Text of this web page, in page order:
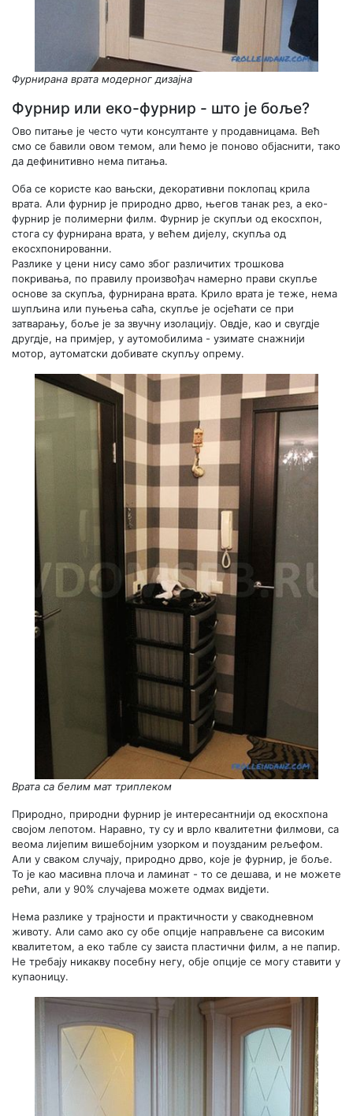
Фурнирана врата модерног дизајна
Фурнир или еко-фурнир - што је боље?
Ово питање је често чути консултанте у продавницама. Већ
смо се бавили овом темом, али ћемо је поново објаснити, тако
да дефинитивно нема питања.
Оба се користе као вањски, декоративни поклопац крила
врата. Али фурнир је природно дрво, његов танак рез, а еко-
фурнир је полимерни филм. Фурнир је скупљи од екосхпон,
стога су фурнирана врата, у већем дијелу, скупља од
екосхпонированни.
Разлике у цени нису само због различитих трошкова
покривања, по правилу произвођач намерно прави скупље
основе за скупља, фурнирана врата. Крило врата је теже, нема
шупљина или пуњења саћа, скупље је осјећати се при
затварању, боље је за звучну изолацију. Овдје, као и свугдје
другдје, на примјер, у аутомобилима - узимате снажнији
мотор, аутоматски добивате скупљу опрему.
Врата са белим мат триплеком
Природно, природни фурнир је интересантнији од екосхпона
својом лепотом. Наравно, ту су и врло квалитетни филмови, са
веома лијепим вишебојним узорком и поузданим рељефом.
Али у сваком случају, природно дрво, које је фурнир, је боље.
То је као масивна плоча и ламинат - то се дешава, и не можете
рећи, али у 90% случајева можете одмах видјети.
Нема разлике у трајности и практичности у свакодневном
животу. Али само ако су обе опције направљене са високим
квалитетом, а еко табле су заиста пластични филм, а не папир.
Не требају никакву посебну негу, обје опције се могу ставити у
купаоницу.